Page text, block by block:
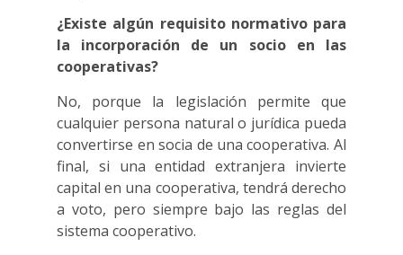
¿Existe algún requisito normativo para
la incorporación de un socio en las
cooperativas?
No, porque la legislación permite que
cualquier persona natural o jurídica pueda
convertirse en socia de una cooperativa. Al
final, si una entidad extranjera invierte
capital en una cooperativa, tendrá derecho
a voto, pero siempre bajo las reglas del
sistema cooperativo.